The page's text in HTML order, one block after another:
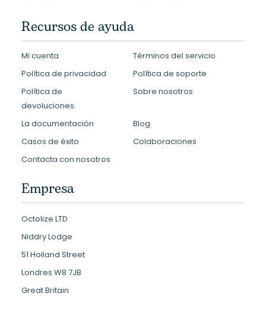
Recursos de ayuda
Mi cuenta
Términos del servicio
Política de privacidad
Política de soporte
Política de
devoluciones.
Sobre nosotros
La documentación
Blog
Casos de éxito
Colaboraciones
Contacta con nosotros
Empresa
Octolize LTD
Niddry Lodge
51 Holland Street
Londres W8 7JB
Great Britain